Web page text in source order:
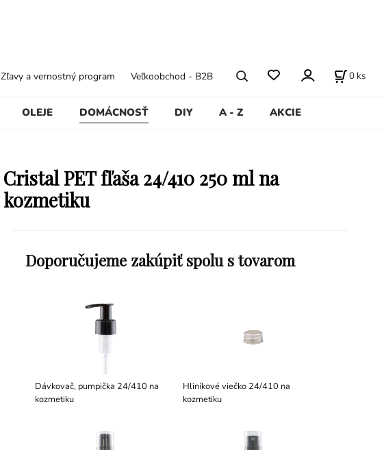
OLEJE DOMÁCNOSŤ DIY A - Z AKCIE
Zľavy a vernostný program Veľkoobchod - B2B 0 ks
Cristal PET fľaša 24/410 250 ml na
kozmetiku
Doporučujeme zakúpiť spolu s tovarom
Dávkovač, pumpička 24/410 na
kozmetiku
Hliníkové viečko 24/410 na
kozmetiku